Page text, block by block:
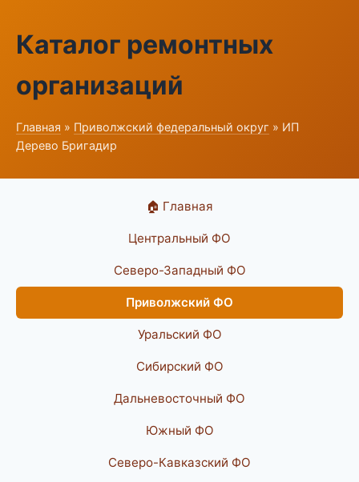
Каталог ремонтных
организаций
Главная » Приволжский федеральный округ » ИП
Дерево Бригадир
🏠 Главная
Центральный ФО
Северо-Западный ФО
Приволжский ФО
Уральский ФО
Сибирский ФО
Дальневосточный ФО
Южный ФО
Северо-Кавказский ФО